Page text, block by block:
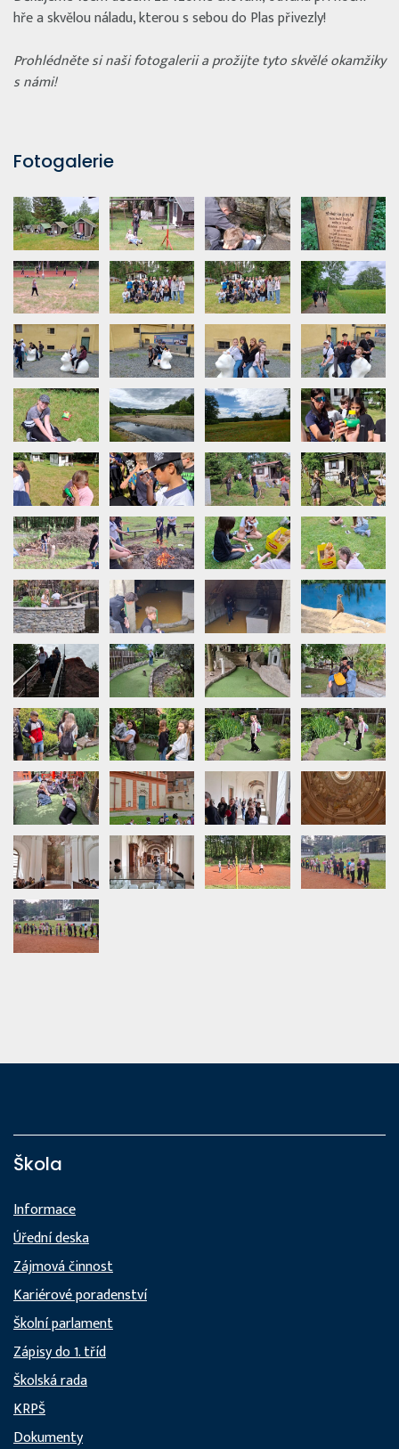
hře a skvělou náladu, kterou s sebou do Plas přivezly!
Prohlédněte si naši fotogalerii a prožijte tyto skvělé okamžiky
s námi!
Fotogalerie
Škola
Informace
Úřední deska
Zájmová činnost
Kariérové poradenství
Školní parlament
Zápisy do 1. tříd
Školská rada
KRPŠ
Dokumenty